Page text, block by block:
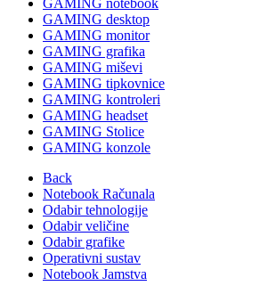
GAMING notebook
GAMING desktop
GAMING monitor
GAMING grafika
GAMING miševi
GAMING tipkovnice
GAMING kontroleri
GAMING headset
GAMING Stolice
GAMING konzole
Back
Notebook Računala
Odabir tehnologije
Odabir veličine
Odabir grafike
Operativni sustav
Notebook Jamstva